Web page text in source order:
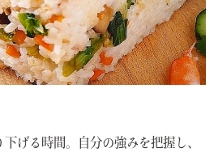
げる時間。自分の強みを把握し、